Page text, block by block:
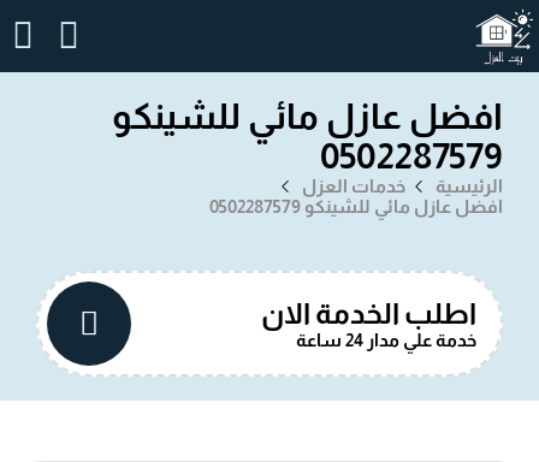
افضل عازل مائي للشينكو
0502287579
الرئيسية
خدمات العزل
افضل عازل مائي للشينكو 0502287579
اطلب الخدمة الان
خدمة علي مدار 24 ساعة